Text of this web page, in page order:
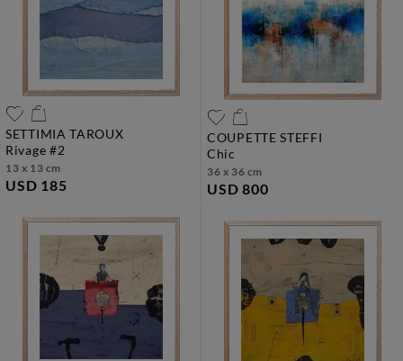
SETTIMIA TAROUX
rivage #2
13 x 13 cm
USD 185
COUPETTE STEFFI
chic
36 x 36 cm
USD 800